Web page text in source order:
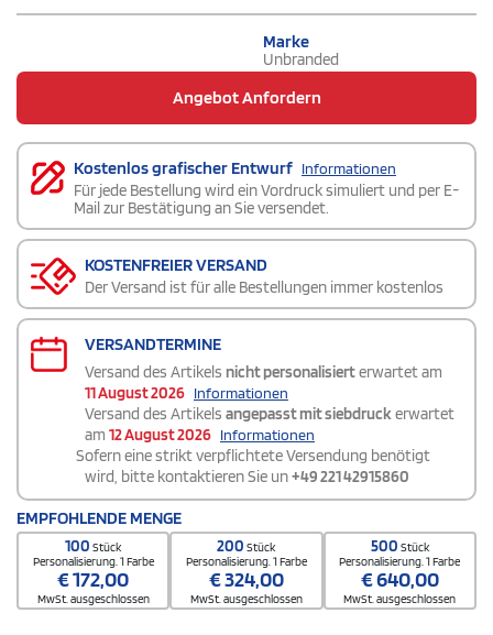
Marke
Unbranded
Angebot Anfordern
Kostenlos grafischer Entwurf Informationen
Für jede Bestellung wird ein Vordruck simuliert und per E-
Mail zur Bestätigung an Sie versendet.
KOSTENFREIER VERSAND
Der Versand ist für alle Bestellungen immer kostenlos
VERSANDTERMINE
Versand des Artikels nicht personalisierterwartet am
11 August 2026 Informationen
Versand des Artikels angepasst mit siebdruckerwartet
am 12 August 2026 Informationen
Sofern eine strikt verpflichtete Versendung benötigt
wird, bitte kontaktieren Sie un+49 221 42915860
EMPFOHLENDE MENGE
100Stück
Personalisierung. 1 Farbe
€172,00
MwSt. ausgeschlossen
200Stück
Personalisierung. 1 Farbe
€324,00
MwSt. ausgeschlossen
500 Stück
Personalisierung. 1 Farbe
€640,00
MwSt. ausgeschlossen